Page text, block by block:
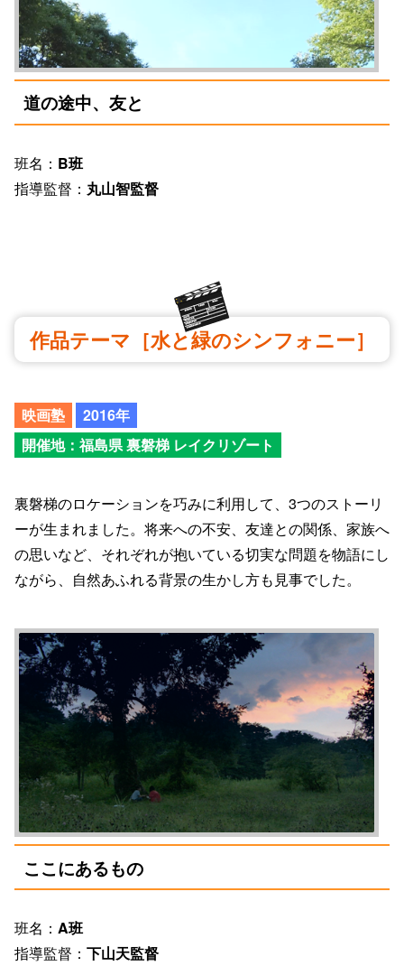
道の途中、友と
班名： B班
指導監督： 丸山智監督
作品テーマ［水と緑のシンフォニー］
映画塾
2016年
開催地：福島県 裏磐梯 レイクリゾート
裏磐梯のロケーションを巧みに利用して、3つのストーリ
ーが生まれました。将来への不安、友達との関係、家族へ
の思いなど、それぞれが抱いている切実な問題を物語にし
ながら、自然あふれる背景の生かし方も見事でした。
ここにあるもの
班名： A班
指導監督： 下山天監督